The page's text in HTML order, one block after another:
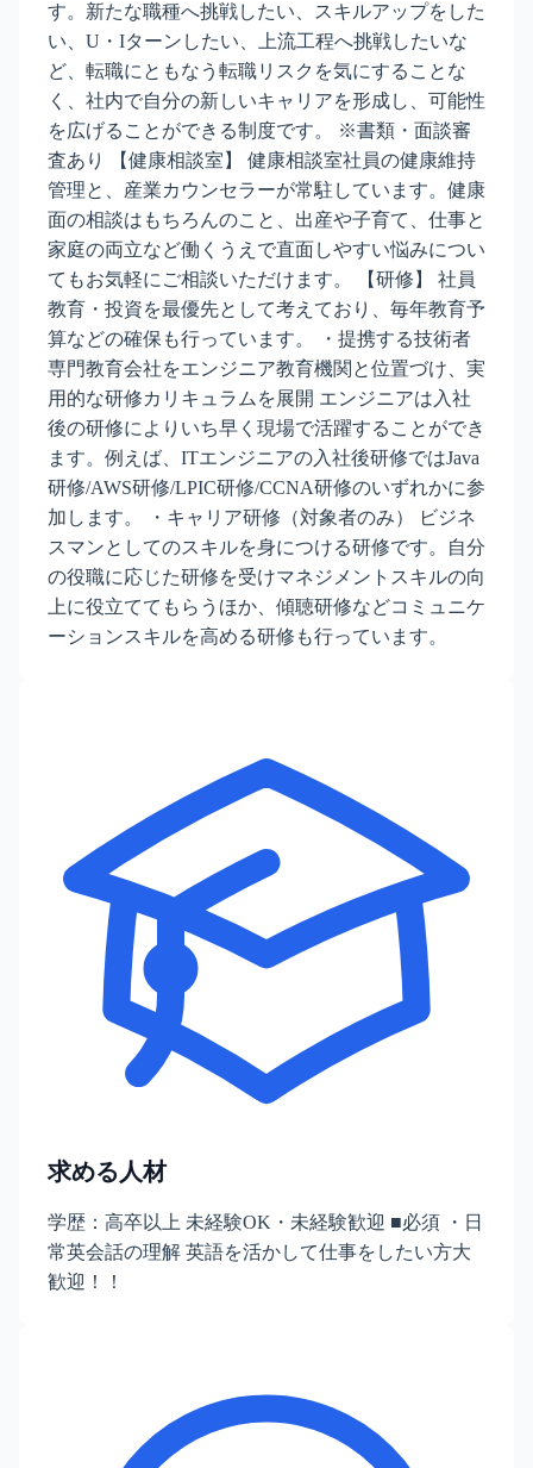
す。新たな職種へ挑戦したい、スキルアップをした
い、U・Iターンしたい、上流工程へ挑戦したいな
ど、転職にともなう転職リスクを気にすることな
く、社内で自分の新しいキャリアを形成し、可能性
を広げることができる制度です。 ※書類・面談審
査あり 【健康相談室】 健康相談室社員の健康維持
管理と、産業カウンセラーが常駐しています。健康
面の相談はもちろんのこと、出産や子育て、仕事と
家庭の両立など働くうえで直面しやすい悩みについ
てもお気軽にご相談いただけます。 【研修】 社員
教育・投資を最優先として考えており、毎年教育予
算などの確保も行っています。 ・提携する技術者
専門教育会社をエンジニア教育機関と位置づけ、実
用的な研修カリキュラムを展開 エンジニアは入社
後の研修によりいち早く現場で活躍することができ
ます。例えば、ITエンジニアの入社後研修ではJava
研修/AWS研修/LPIC研修/CCNA研修のいずれかに参
加します。 ・キャリア研修（対象者のみ） ビジネ
スマンとしてのスキルを身につける研修です。自分
の役職に応じた研修を受けマネジメントスキルの向
上に役立ててもらうほか、傾聴研修などコミュニケ
ーションスキルを高める研修も行っています。
求める人材
学歴：高卒以上 未経験OK・未経験歓迎 ■必須 ・日
常英会話の理解 英語を活かして仕事をしたい方大
歓迎！！